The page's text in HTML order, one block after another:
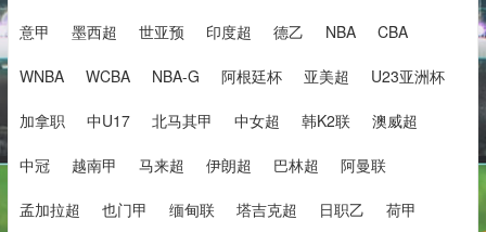
意甲 墨西超 世亚预 印度超 德乙 NBA CBA
WNBA WCBA NBA-G 阿根廷杯 亚美超 U23亚洲杯
加拿职 中U17 北马其甲 中女超 韩K2联 澳威超
中冠 越南甲 马来超 伊朗超 巴林超 阿曼联
孟加拉超 也门甲 缅甸联 塔吉克超 日职乙 荷甲